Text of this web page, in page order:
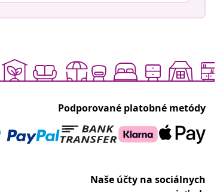
Podporované platobné metódy
Naše účty na sociálnych